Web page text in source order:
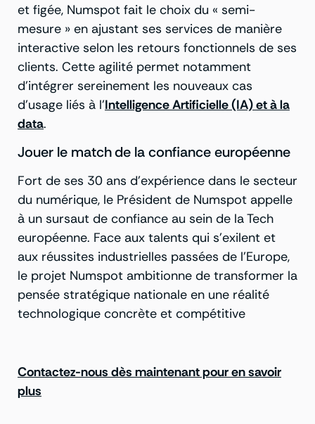
et figée, Numspot fait le choix du « semi-
mesure » en ajustant ses services de manière
interactive selon les retours fonctionnels de ses
clients. Cette agilité permet notamment
d’intégrer sereinement les nouveaux cas
d’usage liés à l’Intelligence Artificielle (IA) et à la
data.
Jouer le match de la confiance européenne
Fort de ses 30 ans d’expérience dans le secteur
du numérique, le Président de Numspot appelle
à un sursaut de confiance au sein de la Tech
européenne. Face aux talents qui s’exilent et
aux réussites industrielles passées de l’Europe,
le projet Numspot ambitionne de transformer la
pensée stratégique nationale en une réalité
technologique concrète et compétitive
Contactez-nous dès maintenant pour en savoir
plus